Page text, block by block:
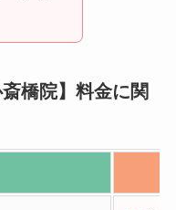
橋院】料金に関